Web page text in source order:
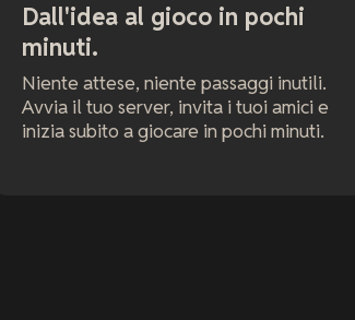
Dall'idea al gioco in pochi
minuti.
Niente attese, niente passaggi inutili.
Avvia il tuo server, invita i tuoi amici e
inizia subito a giocare in pochi minuti.